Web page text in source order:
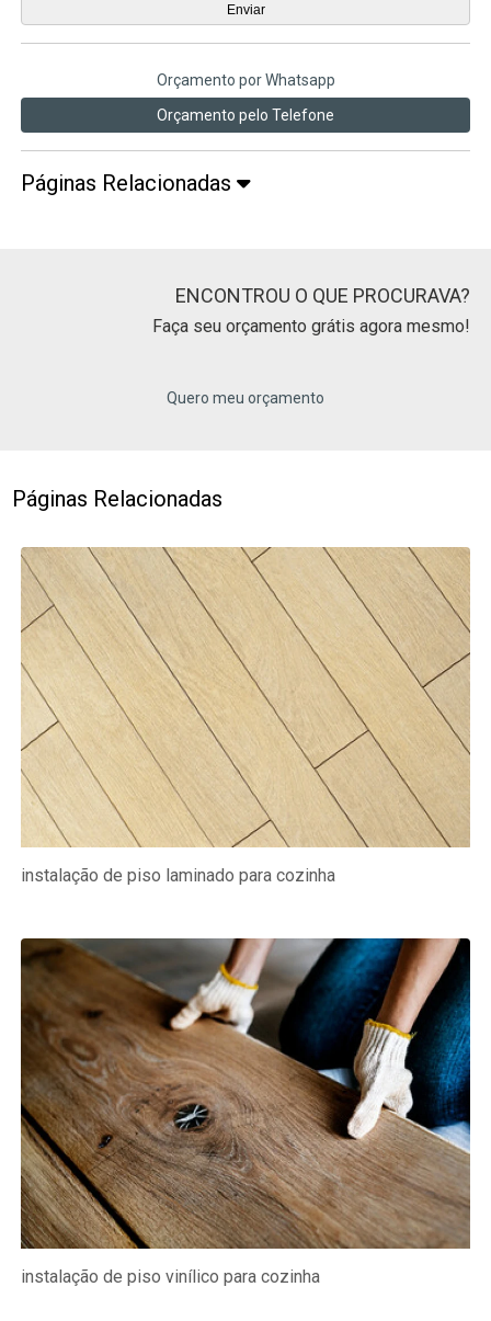
Orçamento por Whatsapp
Orçamento pelo Telefone
Páginas Relacionadas
ENCONTROU O QUE PROCURAVA?
Faça seu orçamento grátis agora mesmo!
Quero meu orçamento
Páginas Relacionadas
instalação de piso laminado para cozinha
instalação de piso vinílico para cozinha